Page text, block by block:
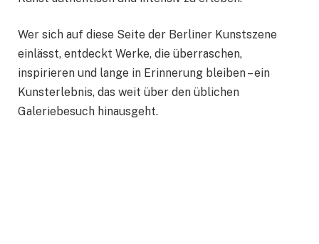
Wer sich auf diese Seite der Berliner Kunstszene
einlässt, entdeckt Werke, die überraschen,
inspirieren und lange in Erinnerung bleiben – ein
Kunsterlebnis, das weit über den üblichen
Galeriebesuch hinausgeht.